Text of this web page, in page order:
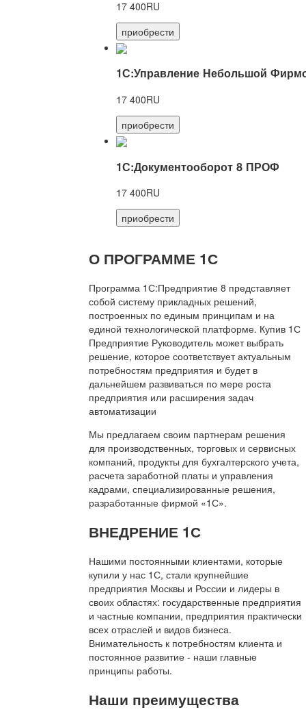
17 400RU
приобрести
1С:Управление Небольшой
17 400RU
приобрести
1С:Документооборот 8 ПРОФ
17 400RU
приобрести
О ПРОГРАММЕ 1С
Программа 1С:Предприятие 8 представляет
собой систему прикладных решений,
построенных по единым принципам и на
единой технологической платформе. Купив 1С
Предприятие Руководитель может выбрать
решение, которое соответствует актуальным
потребностям предприятия и будет в
дальнейшем развиваться по мере роста
предприятия или расширения задач
автоматизации
Мы предлагаем своим партнерам решения
для производственных, торговых и сервисных
компаний, продукты для бухгалтерского учета,
расчета заработной платы и управления
кадрами, специализированные решения,
разработанные фирмой «1С».
ВНЕДРЕНИЕ 1С
Нашими постоянными клиентами, которые
купили у нас 1С, стали крупнейшие
предприятия Москвы и России и лидеры в
своих областях: государственные предприятия
и частные компании, предприятия практически
всех отраслей и видов бизнеса.
Внимательность к потребностям клиента и
постоянное развитие - наши главные
принципы работы.
Наши преимущества